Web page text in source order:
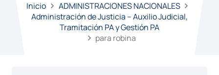
Inicio
ADMINISTRACIONES NACIONALES
Administración de Justicia – Auxilio Judicial,
Tramitación PA y Gestión PA
para robina